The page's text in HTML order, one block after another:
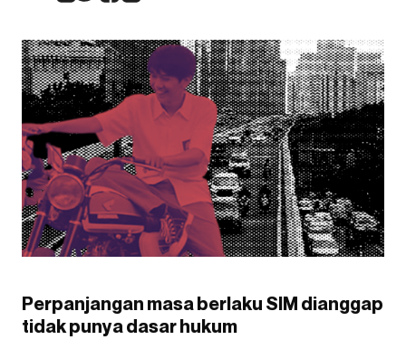
Perpanjangan masa berlaku SIM dianggap
tidak punya dasar hukum